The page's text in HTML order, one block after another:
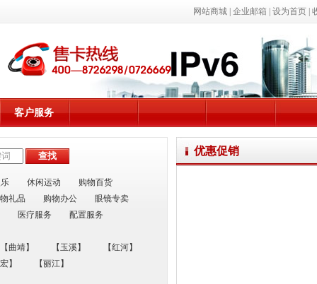
网站商城 企业邮箱 设为首页
客户服务
优惠促销
休闲运动
购物百货
礼品 购物办公
眼镜专卖
医疗服务
配置服务
【曲靖】 【玉溪】
【红河】
】
【丽江】